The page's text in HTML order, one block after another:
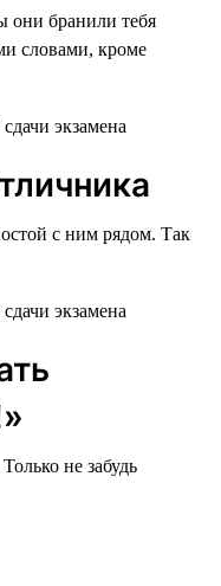
они бранили тебя
словами, кроме
с ним рядом. Так
не забудь